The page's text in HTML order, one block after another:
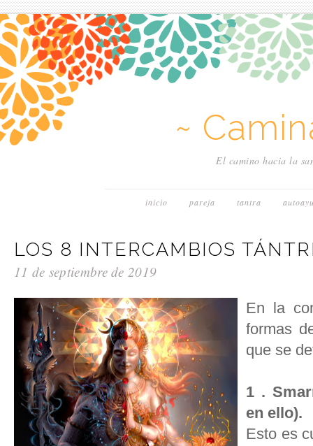
~
El camino hacia la
inicio pareja tantra
LOS 8 INTERCAMBIOS
11 de septiembre de 2019
En la
formas
que se
1 .
en ello).
Esto es